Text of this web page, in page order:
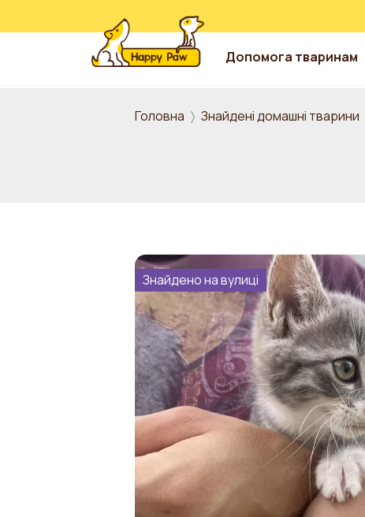
Допомога тваринам
Головна Знайдені домашні тварини
Знайдено на вулиці